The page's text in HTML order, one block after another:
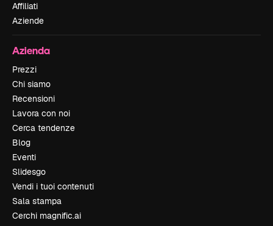
Affiliati
Aziende
Azienda
Prezzi
Chi siamo
Recensioni
Lavora con noi
Cerca tendenze
Blog
Eventi
Slidesgo
Vendi i tuoi contenuti
Sala stampa
Cerchi magnific.ai